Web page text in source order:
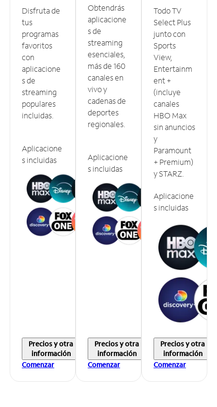
Disfruta de
tus
programas
favoritos
con
aplicacione
s de
streaming
populares
incluidas.
Aplicacione
s incluidas
Precios y otra
información
Comenzar
Obtendrás
aplicacione
s de
streaming
esenciales,
más de 160
canales en
vivo y
cadenas de
deportes
regionales.
Aplicacione
s incluidas
Precios y otra
información
Comenzar
Todo TV
Select Plus
junto con
Sports
View,
Entertainm
ent +
(incluye
canales
HBO Max
sin anuncios
y
Paramount
+ Premium)
y STARZ.
Aplicacione
s incluidas
Precios y otra
información
Comenzar